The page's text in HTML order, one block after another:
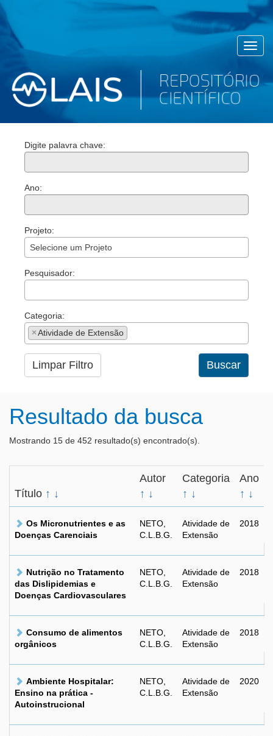
Digite palavra chave:
Ano:
Projeto:
Selecione um Projeto
Pesquisador:
Categoria:
×Atividade de Extensão
Limpar Filtro Buscar
Resultado da busca
Mostrando 15 de 452 resultado(s) encontrado(s).
Título ↑ ↓
Autor
↑ ↓
Categoria
↑ ↓
Ano
↑ ↓
Os Micronutrientes e as
Doenças Carenciais
NETO,
C.L.B.G.
Atividade de
Extensão
2018
Nutrição no Tratamento
das Dislipidemias e
Doenças Cardiovasculares
NETO,
C.L.B.G.
Atividade de
Extensão
2018
Consumo de alimentos
orgânicos
NETO,
C.L.B.G.
Atividade de
Extensão
2018
Ambiente Hospitalar:
Ensino na prática -
Autoinstrucional
NETO,
C.L.B.G.
Atividade de
Extensão
2020